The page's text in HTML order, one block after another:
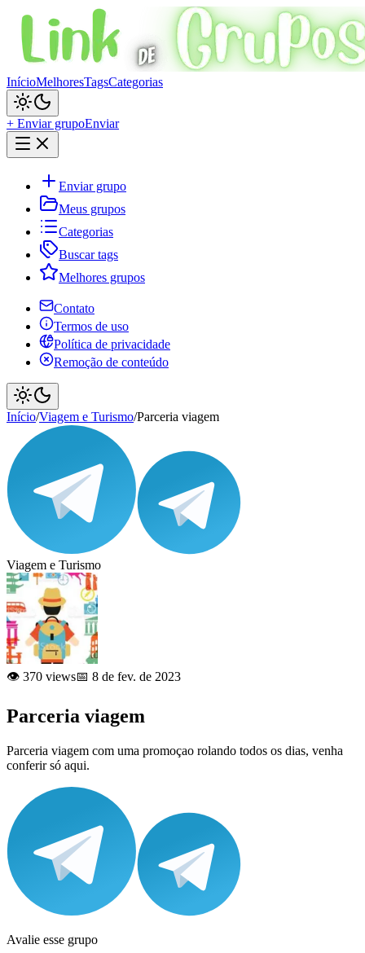
InícioMelhoresTagsCategorias
+ Enviar grupoEnviar
Enviar grupo
Meus grupos
Categorias
Buscar tags
Melhores grupos
Contato
Termos de uso
Política de privacidade
Remoção de conteúdo
Início/Viagem e Turismo/Parceria viagem
Viagem e Turismo
👁️ 370 views📅 8 de fev. de 2023
Parceria viagem
Parceria viagem com uma promoçao rolando todos os dias, venha
conferir só aqui.
Avalie esse grupo